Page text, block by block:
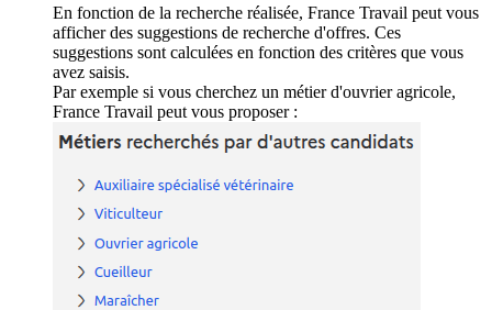
En fonction de la recherche réalisée, France Travail peut vous
afficher des suggestions de recherche d'offres. Ces
suggestions sont calculées en fonction des critères que vous
avez saisis.
Par exemple si vous cherchez un métier d'ouvrier agricole,
France Travail peut vous proposer :